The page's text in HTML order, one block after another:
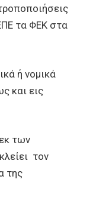
τα ΦΕΚ στα
ή νομικά
και εις
των
τον
της